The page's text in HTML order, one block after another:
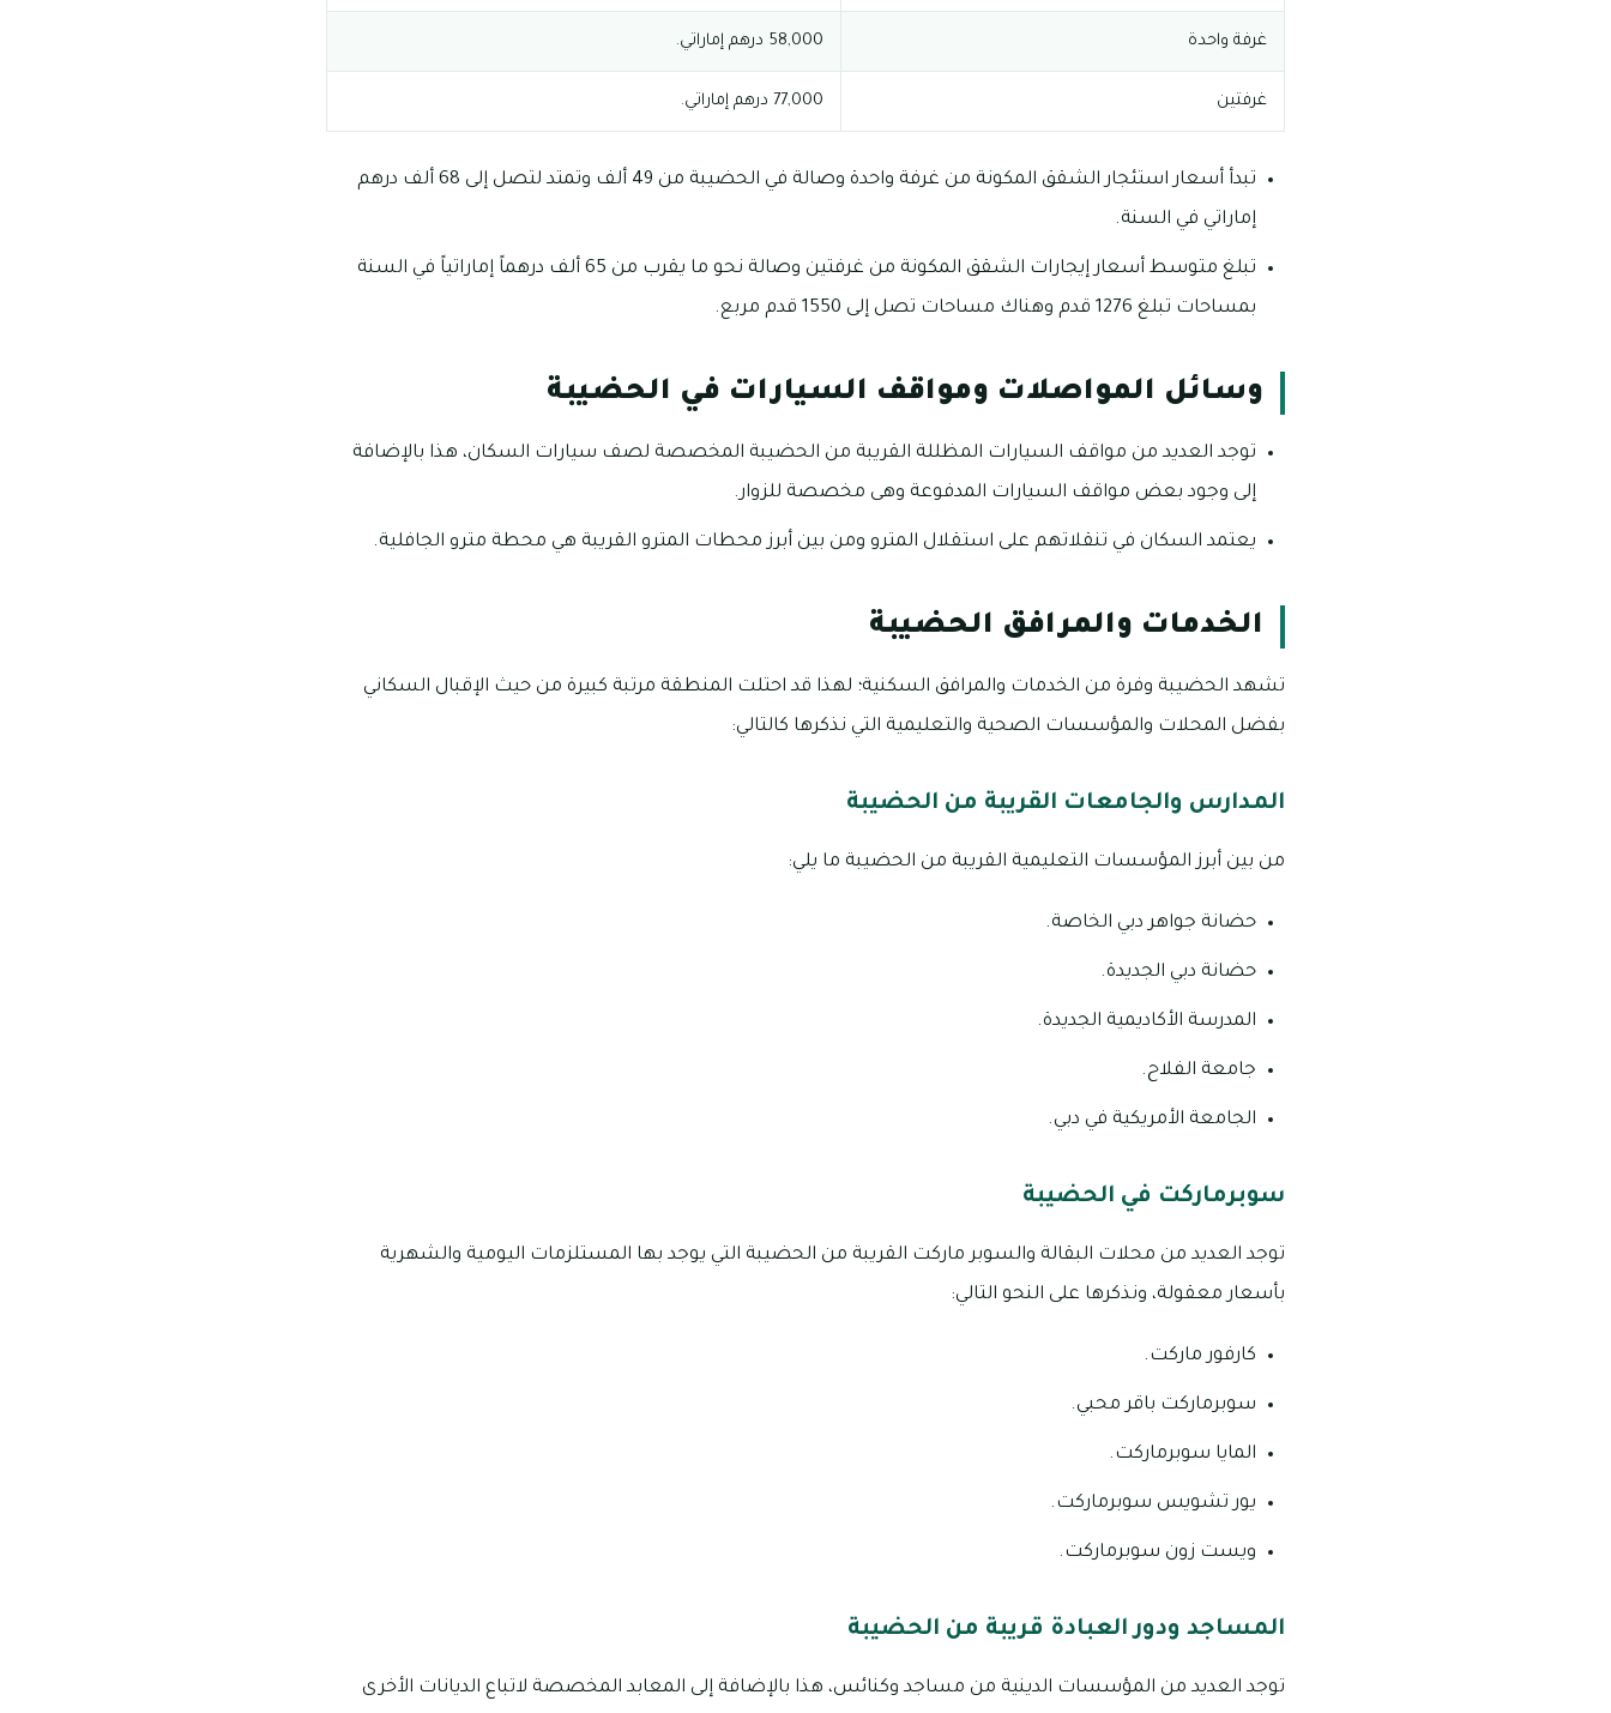
غرفة واحدة 58,000 درهم إماراتي.
غرفتين 77,000 درهم إماراتي.
تبدأ أسعار استئجار الشقق المكونة من غرفة واحدة وصالة في الحضيبة من 49 ألف وتمتد لتصل إلى 68 ألف درهم
إماراتي في السنة.
تبلغ متوسط أسعار إيجارات الشقق المكونة من غرفتين وصالة نحو ما يقرب من 65 ألف درهماً إماراتياً في السنة
بمساحات تبلغ 1276 قدم وهناك مساحات تصل إلى 1550 قدم مربع.
وسائل المواصلات ومواقف السيارات في الحضيبة
توجد العديد من مواقف السيارات المظللة القريبة من الحضيبة المخصصة لصف سيارات السكان، هذا بالإضافة
إلى وجود بعض مواقف السيارات المدفوعة وهى مخصصة للزوار.
يعتمد السكان في تنقلاتهم على استقلال المترو ومن بين أبرز محطات المترو القريبة هي محطة مترو الجافلية.
الخدمات والمرافق الحضيبة
تشهد الحضيبة وفرة من الخدمات والمرافق السكنية؛ لهذا قد احتلت المنطقة مرتبة كبيرة من حيث الإقبال السكاني
بفضل المحلات والمؤسسات الصحية والتعليمية التي نذكرها كالتالي:
المدارس والجامعات القريبة من الحضيبة
من بين أبرز المؤسسات التعليمية القريبة من الحضيبة ما يلي:
حضانة جواهر دبي الخاصة.
حضانة دبي الجديدة.
المدرسة الأكاديمية الجديدة.
جامعة الفلاح.
الجامعة الأمريكية في دبي.
سوبرماركت في الحضيبة
توجد العديد من محلات البقالة والسوبر ماركت القريبة من الحضيبة التي يوجد بها المستلزمات اليومية والشهرية
بأسعار معقولة، ونذكرها على النحو التالي:
كارفور ماركت.
سوبرماركت باقر محبي.
المايا سوبرماركت.
يور تشويس سوبرماركت.
ويست زون سوبرماركت.
المساجد ودور العبادة قريبة من الحضيبة
توجد العديد من المؤسسات الدينية من مساجد وكنائس، هذا بالإضافة إلى المعابد المخصصة لاتباع الديانات الأخرى